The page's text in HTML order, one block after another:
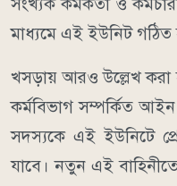
মাধ্যমে এই ইউনিট গঠিত
খসড়ায় আরও উল্লেখ করা
কর্মবিভাগ সম্পর্কিত আইন
সদস্যকে এই ইউনিটে
যাবে। নতুন এই